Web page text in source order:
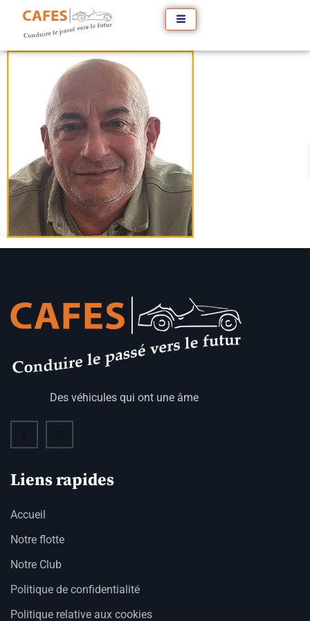
Des véhicules qui ont une âme
Liens rapides
Accueil
Notre flotte
Notre Club
Politique de confidentialité
Politique relative aux cookies